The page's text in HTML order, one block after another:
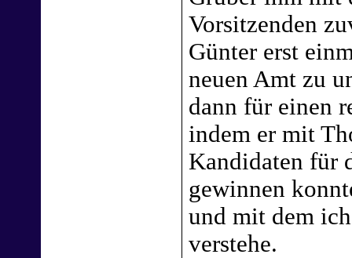
Vorsitzenden
Günter erst
neuen Amt zu
dann für einen
indem er mit
Kandidaten für
gewinnen
und mit dem
verstehe.